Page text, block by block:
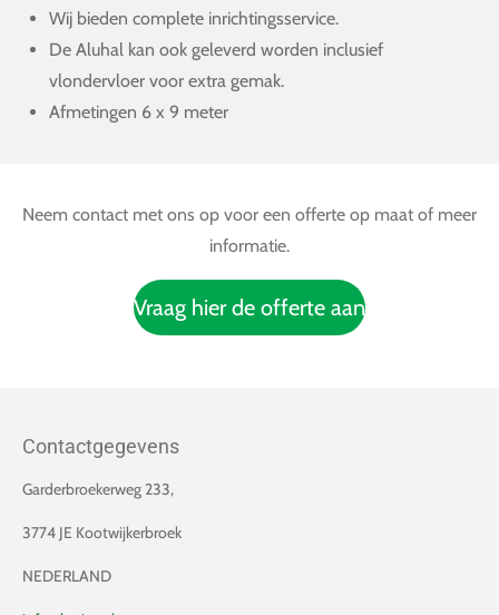
Wij bieden complete inrichtingsservice.
De Aluhal kan ook geleverd worden inclusief
vlondervloer voor extra gemak.
Afmetingen 6 x 9 meter
Neem contact met ons op voor een offerte op maat of meer
informatie.
Vraag hier de offerte aan
Contactgegevens
Garderbroekerweg 233,
3774 JE Kootwijkerbroek
NEDERLAND